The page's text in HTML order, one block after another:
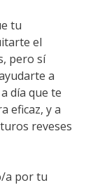
tu
el
pero sí
a
día que te
eficaz, y a
reveses
a por tu